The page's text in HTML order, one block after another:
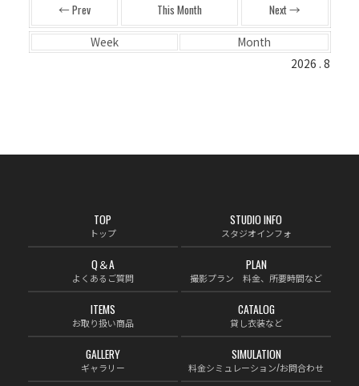
← Prev This Month
Next →
Week
Month
2026 . 8
TOP
トップ
STUDIO INFO
スタジオインフォ
Q＆A
よくあるご質問
PLAN
撮影プラン 料金、所要時間など
ITEMS
お取り扱い商品
CATALOG
貸し衣装など
GALLERY
ギャラリー
SIMULATION
料金シミュレーション/お問合わせ